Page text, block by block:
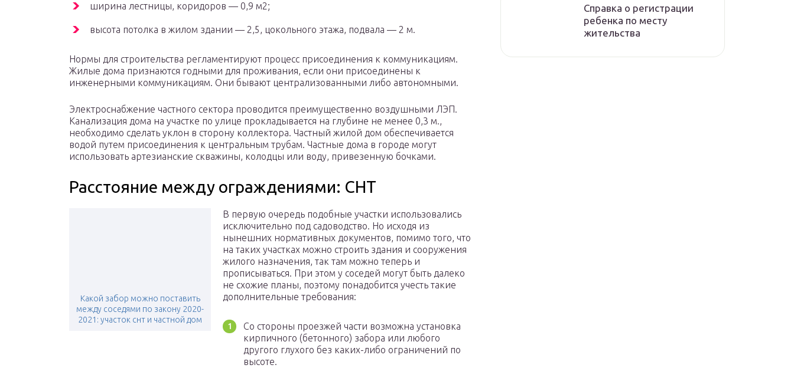
ширина лестницы, коридоров — 0,9 м2;
высота потолка в жилом здании — 2,5, цокольного этажа, подвала — 2 м.
Нормы для строительства регламентируют процесс присоединения к коммуникациям.
Жилые дома признаются годными для проживания, если они присоединены к
инженерными коммуникациям. Они бывают централизованными либо автономными.
Электроснабжение частного сектора проводится преимущественно воздушными ЛЭП.
Канализация дома на участке по улице прокладывается на глубине не менее 0,3 м.,
необходимо сделать уклон в сторону коллектора. Частный жилой дом обеспечивается
водой путем присоединения к центральным трубам. Частные дома в городе могут
использовать артезианские скважины, колодцы или воду, привезенную бочками.
Расстояние между ограждениями: СНТ
Какой забор можно поставить
между соседями по закону 2020-
2021: участок снт и частной дом
В первую очередь подобные участки использовались
исключительно под садоводство. Но исходя из
нынешних нормативных документов, помимо того, что
на таких участках можно строить здания и сооружения
жилого назначения, так там можно теперь и
прописываться. При этом у соседей могут быть далеко
не схожие планы, поэтому понадобится учесть такие
дополнительные требования:
Со стороны проезжей части возможна установка
кирпичного (бетонного) забора или любого
другого глухого без каких-либо ограничений по
высоте.
Справка о регистрации
ребенка по месту
жительства